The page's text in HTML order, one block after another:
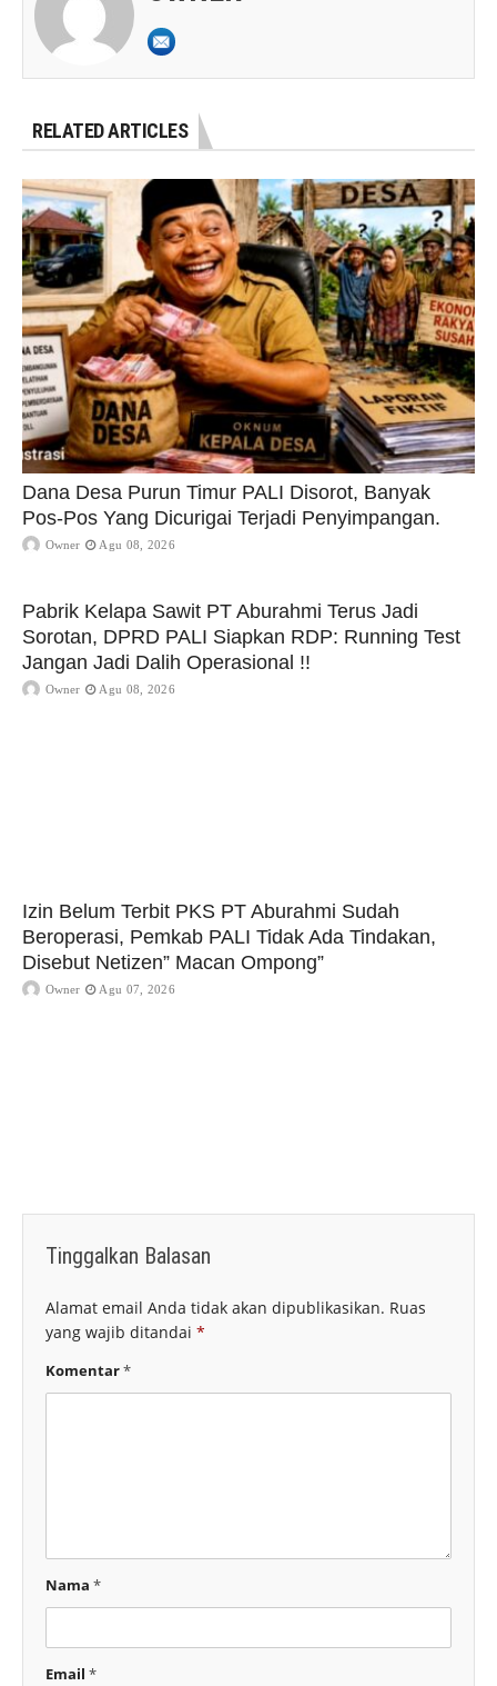
RELATED ARTICLES
Dana Desa Purun Timur PALI Disorot, Banyak
Pos-Pos Yang Dicurigai Terjadi Penyimpangan.
Owner Agu 08, 2026
Pabrik Kelapa Sawit PT Aburahmi Terus Jadi
Sorotan, DPRD PALI Siapkan RDP: Running Test
Jangan Jadi Dalih Operasional !!
Owner Agu 08, 2026
Izin Belum Terbit PKS PT Aburahmi Sudah
Beroperasi, Pemkab PALI Tidak Ada Tindakan,
Disebut Netizen” Macan Ompong”
Owner Agu 07, 2026
Tinggalkan Balasan
Alamat email Anda tidak akan dipublikasikan. Ruas
yang wajib ditandai *
Komentar*
Nama *
Email *